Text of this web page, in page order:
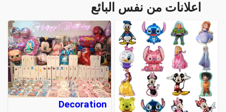
اعلانات من نفس البائع
Decoration